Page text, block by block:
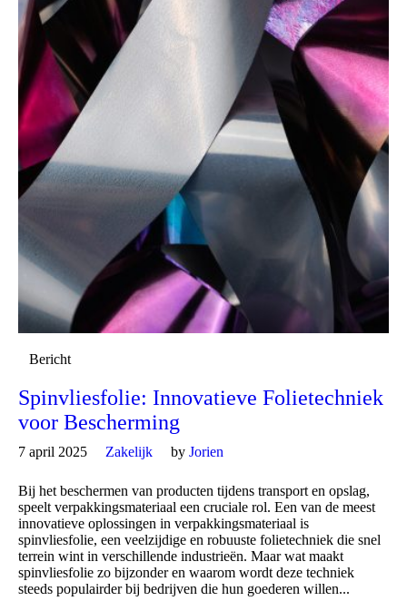
Bericht
Spinvliesfolie: Innovatieve Folietechniek
voor Bescherming
7 april 2025 Zakelijk by Jorien
Bij het beschermen van producten tijdens transport en opslag,
speelt verpakkingsmateriaal een cruciale rol. Een van de meest
innovatieve oplossingen in verpakkingsmateriaal is
spinvliesfolie, een veelzijdige en robuuste folietechniek die snel
terrein wint in verschillende industrieën. Maar wat maakt
spinvliesfolie zo bijzonder en waarom wordt deze techniek
steeds populairder bij bedrijven die hun goederen willen...